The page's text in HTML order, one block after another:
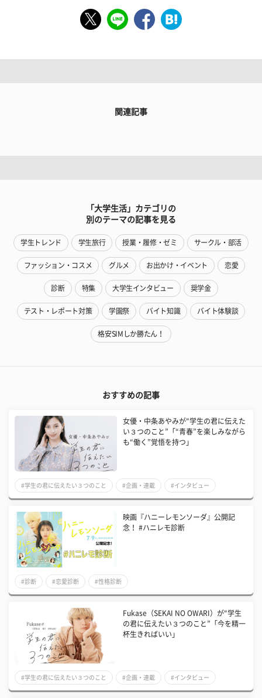
関連記事
「大学生活」カテゴリの
別のテーマの記事を見る
学生トレンド 学生旅行 授業・履修・ゼミ サークル・部活
ファッション・コスメ グルメ お出かけ・イベント 恋愛
診断 特集 大学生インタビュー 奨学金
テスト・レポート対策 学園祭 バイト知識 バイト体験談
格安SIMしか勝たん！
おすすめの記事
女優・中条あやみが“学生の君に伝えた
い３つのこと”「“青春”を楽しみながら
も“働く”覚悟を持つ」
#学生の君に伝えたい３つのこと #企画・連載 #インタビュー
映画『ハニーレモンソーダ』公開記
念！ #ハニレモ診断
#診断 #恋愛診断 #性格診断
Fukase（SEKAI NO OWARI）が“学生
の君に伝えたい３つのこと”「今を精一
杯生きればいい」
#学生の君に伝えたい３つのこと #企画・連載 #インタビュー